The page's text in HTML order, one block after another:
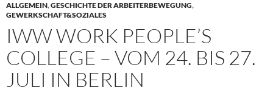
ALLGEMEIN,GESCHICHTE DER ARBEITERBEWEGUNG,
GEWERKSCHAFT&SOZIALES
IWW WORK PEOPLE’S
COLLEGE – VOM 24. BIS 27.
JULI IN BERLIN